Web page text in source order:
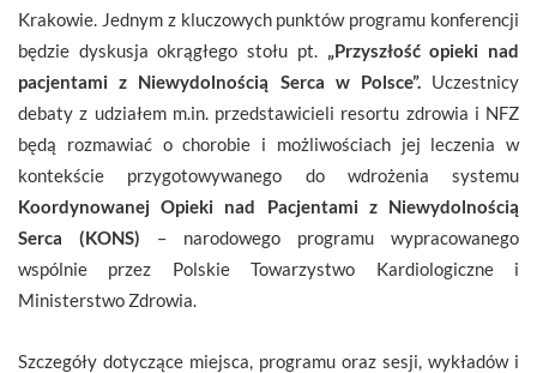
Krakowie. Jednym z kluczowych punktów programu konferencji
będzie dyskusja okrągłego stołu pt.
„Przyszłość opieki nad
pacjentami z Niewydolnością Serca w Polsce”. Uczestnicy
debaty z udziałem m.in. przedstawicieli resortu zdrowia i NFZ
będą rozmawiać o chorobie i możliwościach jej leczenia w
kontekście przygotowywanego do wdrożenia systemu
Koordynowanej Opieki nad Pacjentami z Niewydolnością
Serca (KONS) – narodowego programu wypracowanego
wspólnie przez Polskie Towarzystwo Kardiologiczne i
Ministerstwo Zdrowia.
Szczegóły dotyczące miejsca, programu oraz sesji, wykładów i